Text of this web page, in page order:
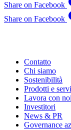
Share on Facebook
Share on Facebook
Contatto
Chi siamo
Sostenibilità
Prodotti e
Lavora con noi
Investitori
News & PR
Governance